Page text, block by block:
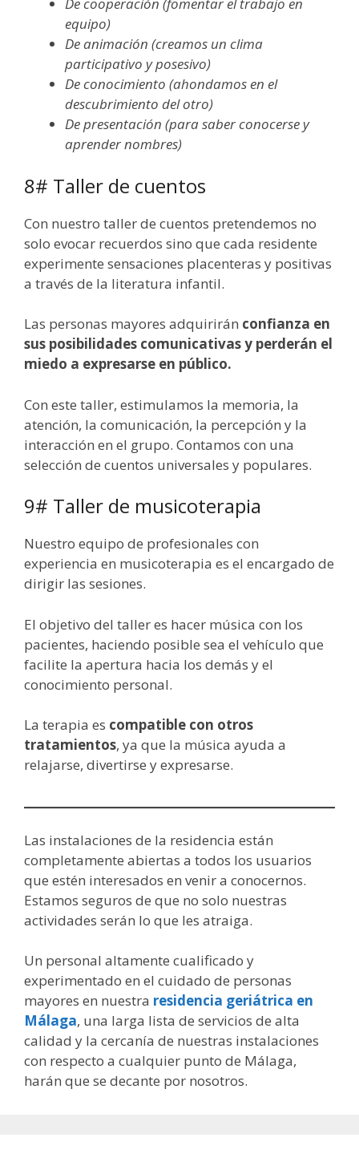
De cooperación (fomentar el trabajo en
equipo)
De animación (creamos un clima
participativo y posesivo)
De conocimiento (ahondamos en el
descubrimiento del otro)
De presentación (para saber conocerse y
aprender nombres)
8# Taller de cuentos
Con nuestro taller de cuentos pretendemos no
solo evocar recuerdos sino que cada residente
experimente sensaciones placenteras y positivas
a través de la literatura infantil.
Las personas mayores adquirirán confianza en
sus posibilidades comunicativas y perderán el
miedo a expresarse en público.
Con este taller, estimulamos la memoria, la
atención, la comunicación, la percepción y la
interacción en el grupo. Contamos con una
selección de cuentos universales y populares.
9# Taller de musicoterapia
Nuestro equipo de profesionales con
experiencia en musicoterapia es el encargado de
dirigir las sesiones.
El objetivo del taller es hacer música con los
pacientes, haciendo posible sea el vehículo que
facilite la apertura hacia los demás y el
conocimiento personal.
La terapia es compatible con otros
tratamientos, ya que la música ayuda a
relajarse, divertirse y expresarse.
Las instalaciones de la residencia están
completamente abiertas a todos los usuarios
que estén interesados en venir a conocernos.
Estamos seguros de que no solo nuestras
actividades serán lo que les atraiga.
Un personal altamente cualificado y
experimentado en el cuidado de personas
mayores en nuestra residencia geriátrica en
Málaga, una larga lista de servicios de alta
calidad y la cercanía de nuestras instalaciones
con respecto a cualquier punto de Málaga,
harán que se decante por nosotros.